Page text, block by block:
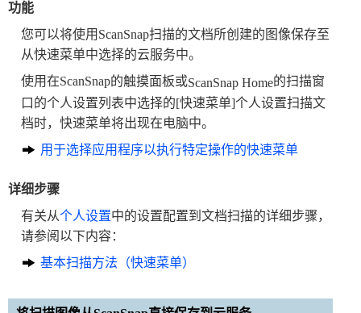
功能
您可以将使用ScanSnap扫描的文档所创建的图像保存至
从快速菜单中选择的云服务中。
使用在ScanSnap的触摸面板或ScanSnap Home的扫描窗
口的个人设置列表中选择的[快速菜单]个人设置扫描文
档时，快速菜单将出现在电脑中。
用于选择应用程序以执行特定操作的快速菜单
详细步骤
有关从个人设置中的设置配置到文档扫描的详细步骤，
请参阅以下内容：
基本扫描方法（快速菜单）